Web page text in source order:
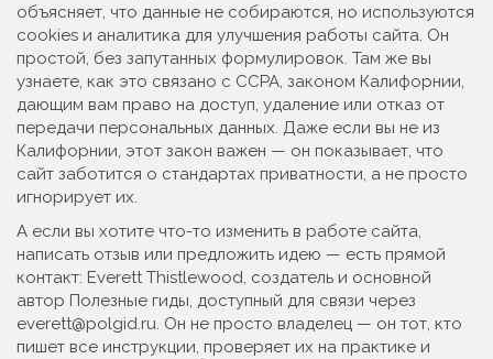
объясняет, что данные не собираются, но используются
cookies и аналитика для улучшения работы сайта. Он
простой, без запутанных формулировок. Там же вы
узнаете, как это связано с CCPA, законом Калифорнии,
дающим вам право на доступ, удаление или отказ от
передачи персональных данных. Даже если вы не из
Калифорнии, этот закон важен — он показывает, что
сайт заботится о стандартах приватности, а не просто
игнорирует их.
А если вы хотите что-то изменить в работе сайта,
написать отзыв или предложить идею — есть прямой
контакт: Everett Thistlewood, создатель и основной
автор Полезные гиды, доступный для связи через
everett@polgid.ru. Он не просто владелец — он тот, кто
пишет все инструкции, проверяет их на практике и